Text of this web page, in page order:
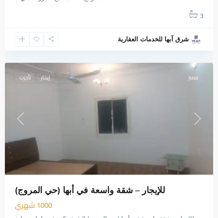
3
شرق آبها للخدمات العقاريةالمروج,
Next
مميز إيجار تأجرت
للإيجار – شقة واسعة في أبها (حي المروج)
1000 شهري